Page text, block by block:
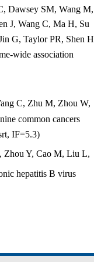
Dawsey SM, Wang M,
J, Wang C, Ma H, Su
G, Taylor PR, Shen H
wide association
C, Zhu M, Zhou W,
common cancers
IF=5.3)
Zhou Y, Cao M, Liu L,
hepatitis B virus